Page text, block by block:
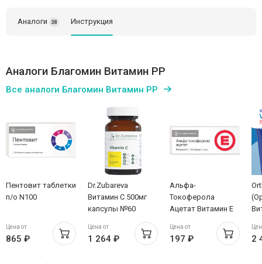
Аналоги 38 Инструкция
Аналоги Благомин Витамин PP
Все аналоги Благомин Витамин PP
Пентовит таблетки
п/о N100
Цена от
865 ₽
Dr.Zubareva
Витамин С 500мг
капсулы №60
Цена от
1 264 ₽
Альфа-
Токоферола
Ацетат Витамин Е
капсулы 0,2г N10
Алтайвитамины
Цена от
197 ₽ 2